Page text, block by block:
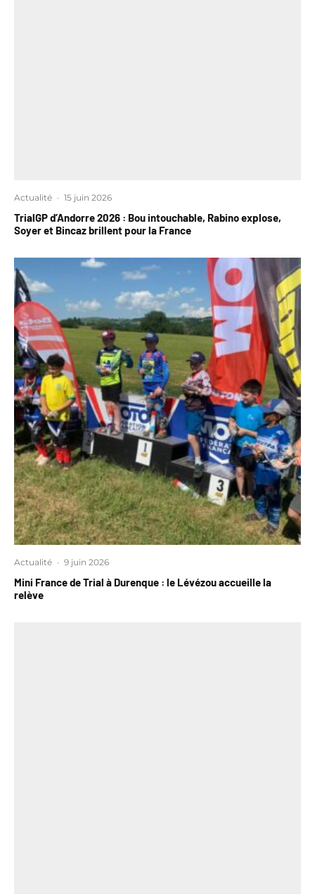
Actualité · 15 juin 2026
TrialGP d’Andorre 2026 : Bou intouchable, Rabino explose,
Soyer et Bincaz brillent pour la France
Actualité · 9 juin 2026
Mini France de Trial à Durenque : le Lévézou accueille la
relève